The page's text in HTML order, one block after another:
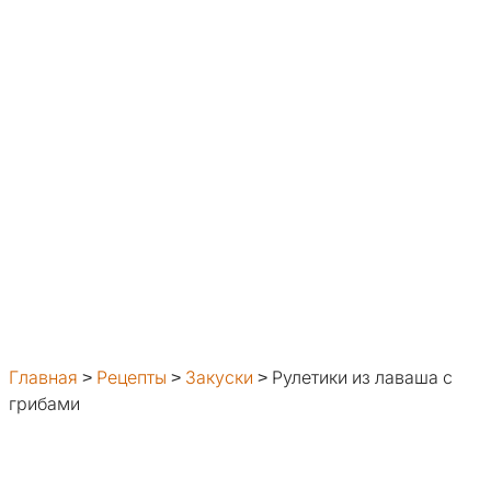
Главная > Рецепты > Закуски > Рулетики из лаваша с
грибами